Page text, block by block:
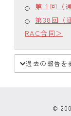
第１回（
第38回（
RAC合同＞
過去の報告を
©